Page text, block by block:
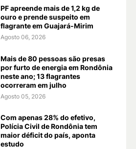
PF apreende mais de 1,2 kg de
ouro e prende suspeito em
flagrante em Guajará-Mirim
Agosto 06, 2026
Mais de 80 pessoas são presas
por furto de energia em Rondônia
neste ano; 13 flagrantes
ocorreram em julho
Agosto 05, 2026
Com apenas 28% do efetivo,
Polícia Civil de Rondônia tem
maior déficit do país, aponta
estudo